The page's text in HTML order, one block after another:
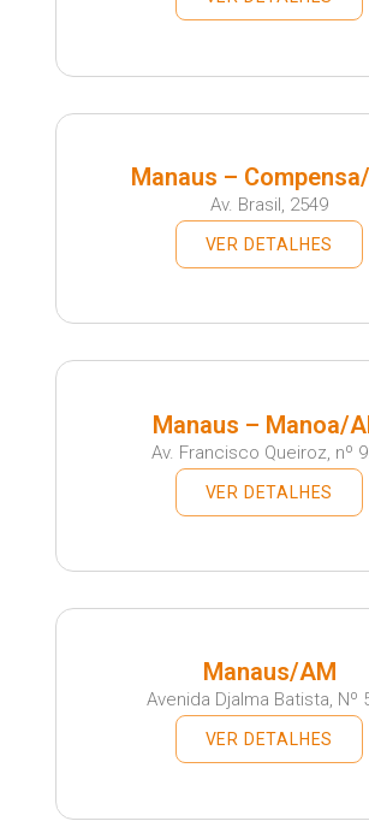
Manaus –
Av. Brasil, 2549
VER DETALHES
Manaus – Manoa/
Av. Francisco Queiroz, nº
VER DETALHES
Manaus/AM
Avenida Djalma Batista, Nº
VER DETALHES